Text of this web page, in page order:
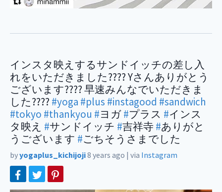
インスタ映えするサンドイッチの差し入
れをいただきました???? Yさんありがとう
ございます???? 早速みんなでいただきま
した???? #yoga #plus #instagood #sandwich
#tokyo #thankyou #ヨガ#プラス #インス
タ映え #サンドイッチ #吉祥寺#ありがと
うございます #ごちそうさまでした
byyogaplus_kichijoji8 years ago | via Instagram